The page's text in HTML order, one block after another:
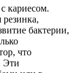
кариесом.
резинка,
бактерии,
что
Эти